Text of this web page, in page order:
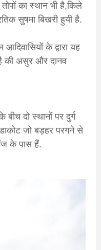
का स्थान भी है,किले
सुषमा बिखरी हुयी है.
के द्वारा यह
की असुर और दानव
दो स्थानों पर दुर्ग
जो बड़हर परगने से
के पास हैं.